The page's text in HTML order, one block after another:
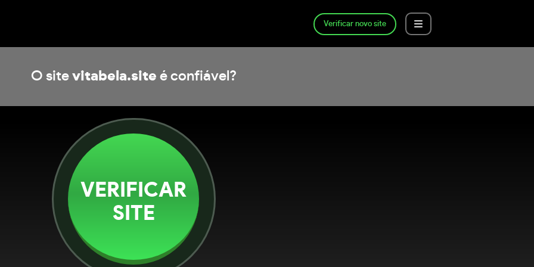
Verificar novo site
O site vitabela.site é confiável?
VERIFICAR
SITE